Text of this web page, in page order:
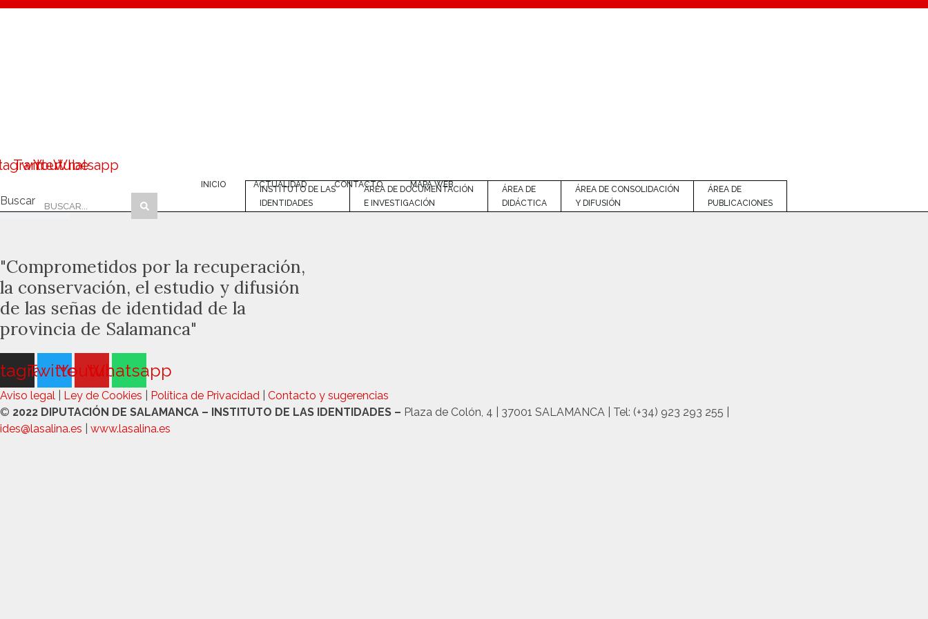
Saltar
Twitter
Youtube
Whatsapp
INICIO ACTUALIDAD CONTACTO MAPA WEB
Buscar
INSTITUTO DE LAS
IDENTIDADES
ÁREA DE DOCUMENTACIÓN
E INVESTIGACIÓN
ÁREA DE
DIDÁCTICA
ÁREA DE CONSOLIDACIÓN
Y DIFUSIÓN
ÁREA DE
PUBLICACIONES
"Comprometidos por la recuperación,
la conservación, el estudio y difusión
de las señas de identidad de la
provincia de Salamanca"
TwitterYoutube
Whatsapp
Aviso legal Ley de Cookies Política de Privacidad
Contacto y sugerencias
© 2022 DIPUTACIÓN DE SALAMANCA – INSTITUTO DE LAS IDENTIDADES – Plaza de Colón, 4 | 37001 SALAMANCA | Tel: (+34) 923 293 255 |
ides@lasalina.es
www.lasalina.es